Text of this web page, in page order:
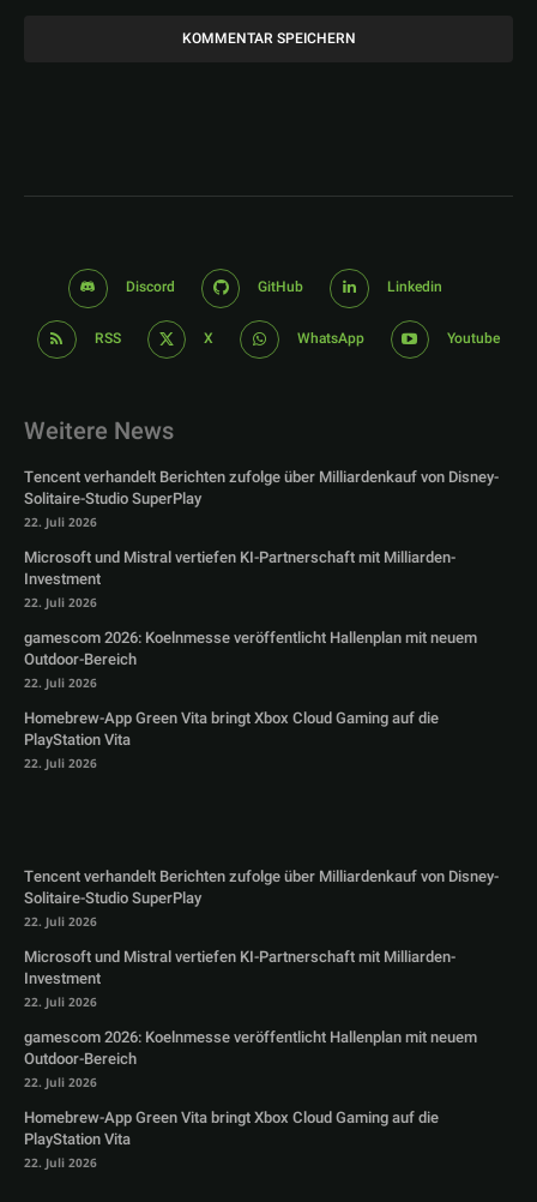
Discord GitHub Linkedin
RSS X WhatsApp Youtube
Weitere News
Tencent verhandelt Berichten zufolge über Milliardenkauf von Disney-
Solitaire-Studio SuperPlay
22. Juli 2026
Microsoft und Mistral vertiefen KI-Partnerschaft mit Milliarden-
Investment
22. Juli 2026
gamescom 2026: Koelnmesse veröffentlicht Hallenplan mit neuem
Outdoor-Bereich
22. Juli 2026
Homebrew-App Green Vita bringt Xbox Cloud Gaming auf die
PlayStation Vita
22. Juli 2026
Tencent verhandelt Berichten zufolge über Milliardenkauf von Disney-
Solitaire-Studio SuperPlay
22. Juli 2026
Microsoft und Mistral vertiefen KI-Partnerschaft mit Milliarden-
Investment
22. Juli 2026
gamescom 2026: Koelnmesse veröffentlicht Hallenplan mit neuem
Outdoor-Bereich
22. Juli 2026
Homebrew-App Green Vita bringt Xbox Cloud Gaming auf die
PlayStation Vita
22. Juli 2026